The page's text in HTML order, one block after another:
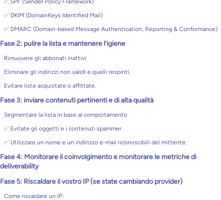
✅ SPF (Sender Policy Framework)
✅ DKIM (DomainKeys Identified Mail)
✅ DMARC (Domain-based Message Authentication, Reporting & Conformance)
Fase 2: pulire la lista e mantenere l’igiene
Rimuovere gli abbonati inattivi
Eliminare gli indirizzi non validi e quelli respinti.
Evitare liste acquistate o affittate.
Fase 3: inviare contenuti pertinenti e di alta qualità
Segmentare la lista in base al comportamento
✅ Evitate gli oggetti e i contenuti spammer
✅ Utilizzare un nome e un indirizzo e-mail riconoscibili del mittente.
Fase 4: Monitorare il coinvolgimento e monitorare le metriche di
deliverability
Fase 5: Riscaldare il vostro IP (se state cambiando provider)
Come riscaldare un IP: